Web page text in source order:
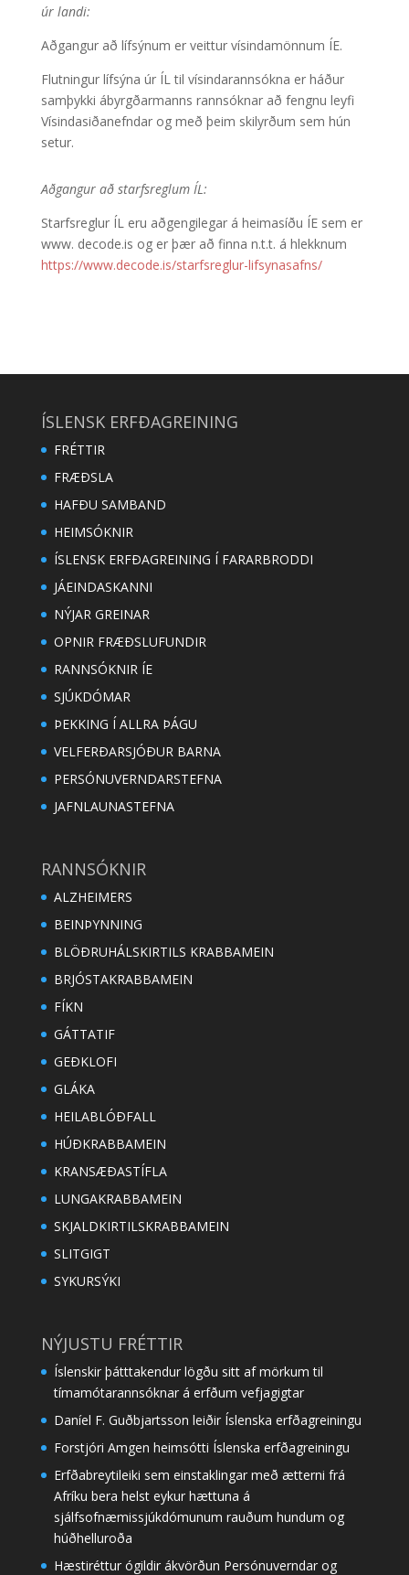
úr landi:
Aðgangur að lífsýnum er veittur vísindamönnum ÍE.
Flutningur lífsýna úr ÍL til vísindarannsókna er háður
samþykki ábyrgðarmanns rannsóknar að fengnu leyfi
Vísindasiðanefndar og með þeim skilyrðum sem hún
setur.
Aðgangur að starfsreglum ÍL:
Starfsreglur ÍL eru aðgengilegar á heimasíðu ÍE sem er
www. decode.is og er þær að finna n.t.t. á hlekknum
https://www.decode.is/starfsreglur-lifsynasafns/
ÍSLENSK ERFÐAGREINING
FRÉTTIR
FRÆÐSLA
HAFÐU SAMBAND
HEIMSÓKNIR
ÍSLENSK ERFÐAGREINING Í FARARBRODDI
JÁEINDASKANNI
NÝJAR GREINAR
OPNIR FRÆÐSLUFUNDIR
RANNSÓKNIR ÍE
SJÚKDÓMAR
ÞEKKING Í ALLRA ÞÁGU
VELFERÐARSJÓÐUR BARNA
PERSÓNUVERNDARSTEFNA
JAFNLAUNASTEFNA
RANNSÓKNIR
ALZHEIMERS
BEINÞYNNING
BLÖÐRUHÁLSKIRTILS KRABBAMEIN
BRJÓSTAKRABBAMEIN
FÍKN
GÁTTATIF
GEÐKLOFI
GLÁKA
HEILABLÓÐFALL
HÚÐKRABBAMEIN
KRANSÆÐASTÍFLA
LUNGAKRABBAMEIN
SKJALDKIRTILSKRABBAMEIN
SLITGIGT
SYKURSÝKI
NÝJUSTU FRÉTTIR
Íslenskir þátttakendur lögðu sitt af mörkum til
tímamótarannsóknar á erfðum vefjagigtar
Daníel F. Guðbjartsson leiðir Íslenska erfðagreiningu
Forstjóri Amgen heimsótti Íslenska erfðagreiningu
Erfðabreytileiki sem einstaklingar með ætterni frá
Afríku bera helst eykur hættuna á
sjálfsofnæmissjúkdómunum rauðum hundum og
húðhelluroða
Hæstiréttur ógildir ákvörðun Persónuverndar og